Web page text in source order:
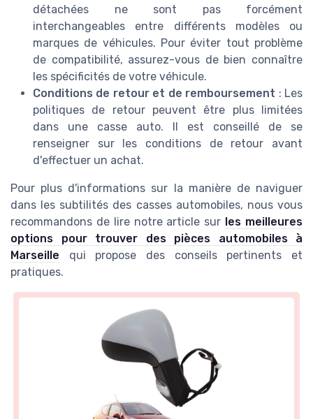
détachées ne sont pas forcément
interchangeables entre différents modèles ou
marques de véhicules. Pour éviter tout problème
de compatibilité, assurez-vous de bien connaître
les spécificités de votre véhicule.
Conditions de retour et de remboursement : Les
politiques de retour peuvent être plus limitées
dans une casse auto. Il est conseillé de se
renseigner sur les conditions de retour avant
d'effectuer un achat.
Pour plus d'informations sur la manière de naviguer
dans les subtilités des casses automobiles, nous vous
recommandons de lire notre article sur les meilleures
options pour trouver des pièces automobiles à
Marseille qui propose des conseils pertinents et
pratiques.